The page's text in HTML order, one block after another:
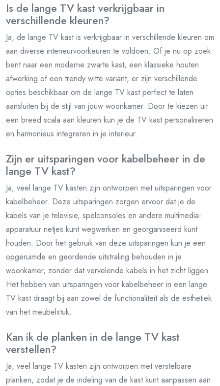
Is de lange TV kast verkrijgbaar in
verschillende kleuren?
Ja, de lange TV kast is verkrijgbaar in verschillende kleuren om
aan diverse interieurvoorkeuren te voldoen. Of je nu op zoek
bent naar een moderne zwarte kast, een klassieke houten
afwerking of een trendy witte variant, er zijn verschillende
opties beschikbaar om de lange TV kast perfect te laten
aansluiten bij de stijl van jouw woonkamer. Door te kiezen uit
een breed scala aan kleuren kun je de TV kast personaliseren
en harmonieus integreren in je interieur.
Zijn er uitsparingen voor kabelbeheer in de
lange TV kast?
Ja, veel lange TV kasten zijn ontworpen met uitsparingen voor
kabelbeheer. Deze uitsparingen zorgen ervoor dat je de
kabels van je televisie, spelconsoles en andere multimedia-
apparatuur netjes kunt wegwerken en georganiseerd kunt
houden. Door het gebruik van deze uitsparingen kun je een
opgeruimde en geordende uitstraling behouden in je
woonkamer, zonder dat vervelende kabels in het zicht liggen.
Het hebben van uitsparingen voor kabelbeheer in een lange
TV kast draagt bij aan zowel de functionaliteit als de esthetiek
van het meubelstuk.
Kan ik de planken in de lange TV kast
verstellen?
Ja, veel lange TV kasten zijn ontworpen met verstelbare
planken, zodat je de indeling van de kast kunt aanpassen aan